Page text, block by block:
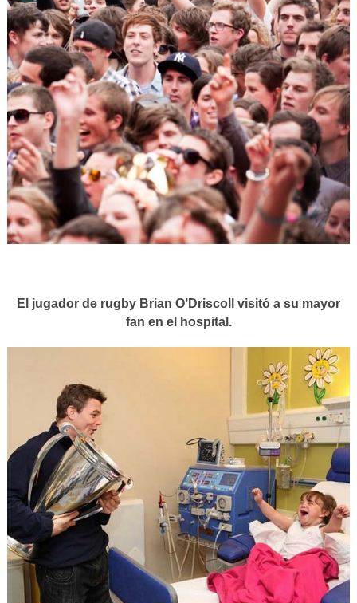
El jugador de rugby Brian O’Driscoll visitó a su mayor
fan en el hospital.